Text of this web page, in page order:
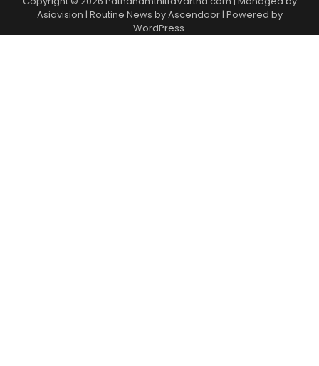
Asiavision | Routine News byAscendoor| Powered by
WordPress.